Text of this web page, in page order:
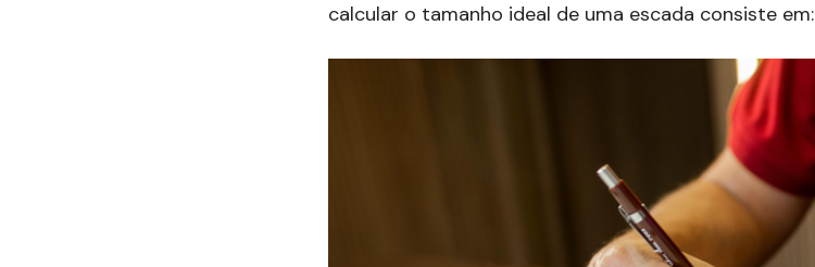
calcular o tamanho ideal de uma escada consiste em: